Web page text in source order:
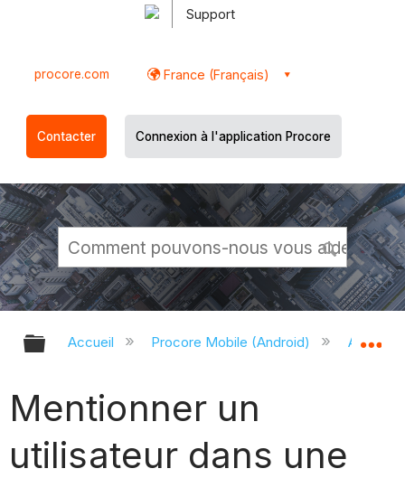
Support
procore.com France (Français)
Contacter Connexion à l'application Procore
Développer/réduire la hiérarchie
Accueil Procore Mobile (Android)
Mentionner un
utilisateur dans une